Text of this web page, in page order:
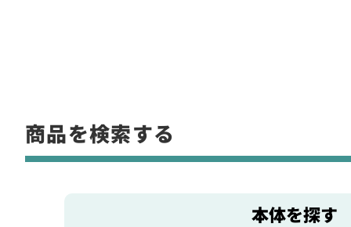
商品を検索する
本体を探す